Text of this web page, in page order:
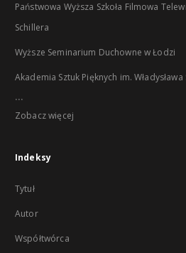
Państwowa Wyższa Szkoła Filmowa
Schillera
Wyższe Seminarium Duchowne w Łodzi
Akademia Sztuk Pięknych im.
...
Zobacz więcej
Indeksy
Tytuł
Autor
Współtwórca